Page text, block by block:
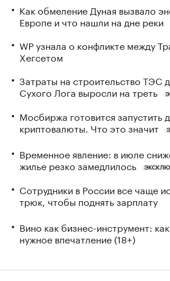
Как обмеление Дуная вызвало
Европе и что нашли на дне реки
WP узнала о конфликте между
Хегсетом
Затраты на строительство ТЭС
Сухого Лога выросли на треть
Мосбиржа готовится запустить
криптовалюты. Что это значит
Временное явление: в июле
жилье резко замедлилось
Сотрудники в России все чаще
трюк, чтобы поднять зарплату
Вино как бизнес-инструмент:
нужное впечатление (18+)